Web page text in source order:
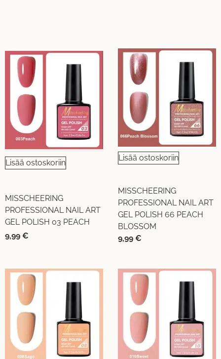
Lisää ostoskoriin
MISSCHEERING
PROFESSIONAL NAIL ART
GEL POLISH 03 PEACH
9,99 €
Lisää ostoskoriin
MISSCHEERING
PROFESSIONAL NAIL ART
GEL POLISH 66 PEACH
BLOSSOM
9,99 €